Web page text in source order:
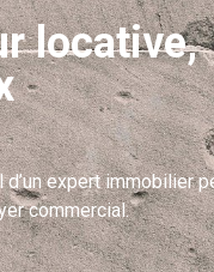
locative,
expert immobilier
commercial.